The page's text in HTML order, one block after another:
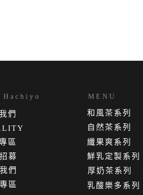
募
Hachiyo
們
區
們
區
乳酸樂多系列
厚奶茶系列
鮮乳定製系列
纖果爽系列
自然茶系列
和風茶系列
MENU